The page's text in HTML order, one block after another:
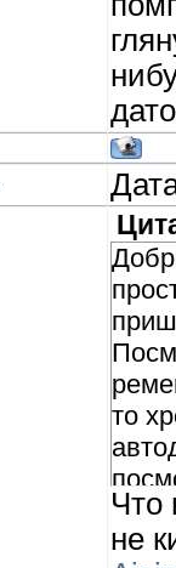
то
на
Что
не